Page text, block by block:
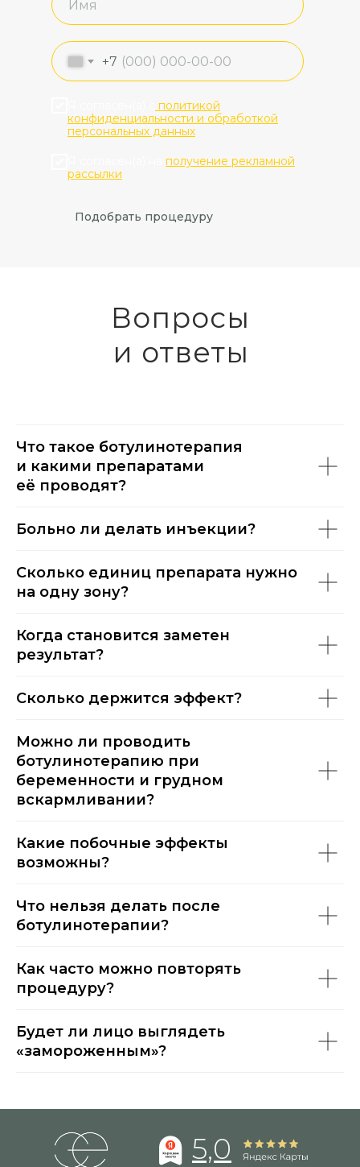
+7
политикой
конфиденциальности и обработкой
персональных данных
получение рекламной
рассылки
Подобрать процедуру
Вопросы
и ответы
Что такое ботулинотерапия
и какими препаратами
её проводят?
Больно ли делать инъекции?
Сколько единиц препарата нужно
на одну зону?
Когда становится заметен
результат?
Сколько держится эффект?
Можно ли проводить
ботулинотерапию при
беременности и грудном
вскармливании?
Какие побочные эффекты
возможны?
Что нельзя делать после
ботулинотерапии?
Как часто можно повторять
процедуру?
Будет ли лицо выглядеть
«замороженным»?
5,0